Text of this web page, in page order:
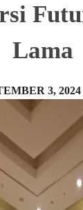
Lama
3, 2024